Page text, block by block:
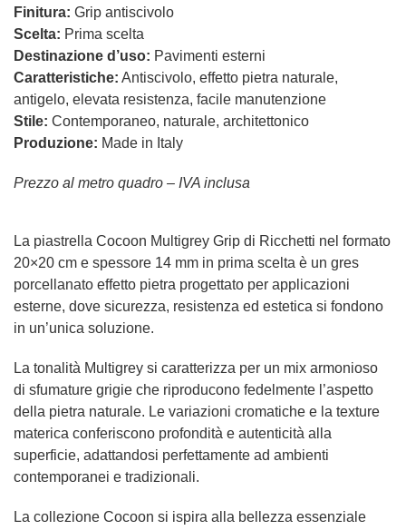
Finitura: Grip antiscivolo
Scelta: Prima scelta
Destinazione d’uso: Pavimenti esterni
Caratteristiche: Antiscivolo, effetto pietra naturale,
antigelo, elevata resistenza, facile manutenzione
Stile: Contemporaneo, naturale, architettonico
Produzione: Made in Italy
Prezzo al metro quadro – IVA inclusa
La piastrella Cocoon Multigrey Grip di Ricchetti nel formato
20×20 cm e spessore 14 mm in prima scelta è un gres
porcellanato effetto pietra progettato per applicazioni
esterne, dove sicurezza, resistenza ed estetica si fondono
in un’unica soluzione.
La tonalità Multigrey si caratterizza per un mix armonioso
di sfumature grigie che riproducono fedelmente l’aspetto
della pietra naturale. Le variazioni cromatiche e la texture
materica conferiscono profondità e autenticità alla
superficie, adattandosi perfettamente ad ambienti
contemporanei e tradizionali.
La collezione Cocoon si ispira alla bellezza essenziale